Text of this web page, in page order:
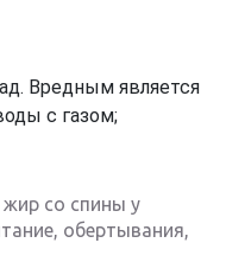
Вредным является
с газом;
со спины у
обертывания,